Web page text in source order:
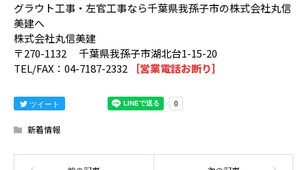
グラウト工事・左官工事なら千葉県我孫子市の株式会社丸信
美建へ
株式会社丸信美建
〒270-1132 千葉県我孫子市湖北台1-15-20
TEL/FAX：04-7187-2332
［営業電話お断り］
ツイート
新着情報